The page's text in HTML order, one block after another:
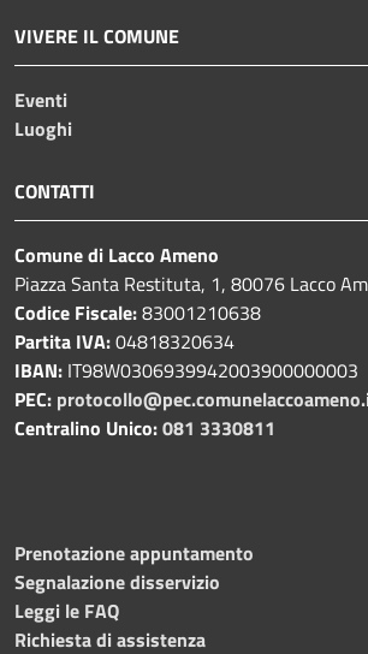
VIVERE IL COMUNE
Eventi
Luoghi
CONTATTI
Comune di Lacco Ameno
Piazza Santa Restituta, 1, 80076 Lacco
Codice Fiscale:83001210638
Partita IVA:04818320634
IBAN: IT98W0306939942003900000003
PEC:
Centralino Unico:081 3330811
Prenotazione appuntamento
Segnalazione disservizio
Leggi le FAQ
Richiesta di assistenza